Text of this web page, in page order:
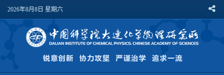
2026年8月8日 星期六